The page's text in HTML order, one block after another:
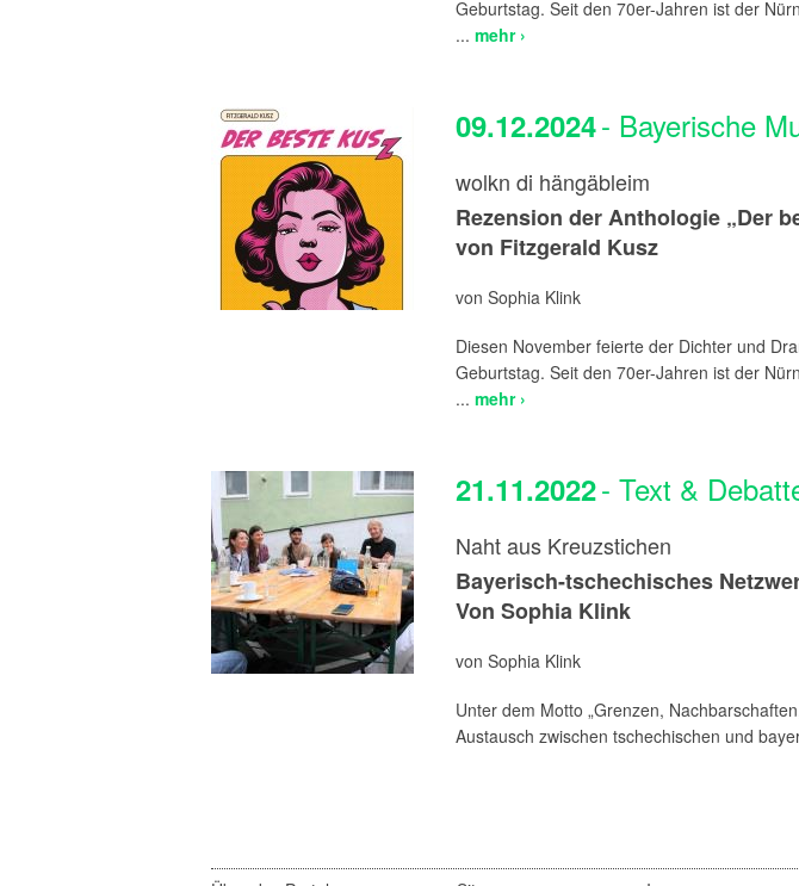
Geburtstag. Seit den 70er-Jahren ist der
... mehr ›
09.12.2024- Bayerische
wolkn di hängäbleim
Rezension der Anthologie „Der
von Fitzgerald Kusz
von Sophia Klink
Diesen November feierte der Dichter und
Geburtstag. Seit den 70er-Jahren ist der
... mehr ›
21.11.2022- Text &
Naht aus Kreuzstichen
Bayerisch-tschechisches
Von Sophia Klink
von Sophia Klink
Unter dem Motto „Grenzen,
Austausch zwischen tschechischen und